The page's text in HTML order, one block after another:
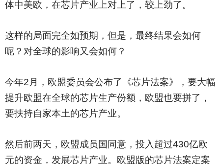
体中美欧，在芯片产业上对上了，较上劲了。
这样的局面完全如预期，但是，最终结果会如何
呢？对全球的影响又会如何？
今年2月，欧盟委员会公布了《芯片法案》，要大幅
提升欧盟在全球的芯片生产份额，欧盟也要拼了，
要扶持自家本土的芯片产业。
然后前两天，欧盟成员国同意，投入超过430亿欧
元的资金，发展芯片产业。欧盟版的芯片法案定案